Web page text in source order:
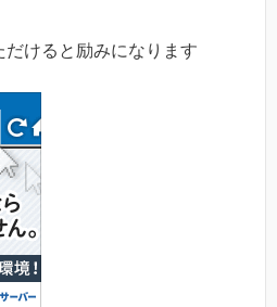
だけると励みになります